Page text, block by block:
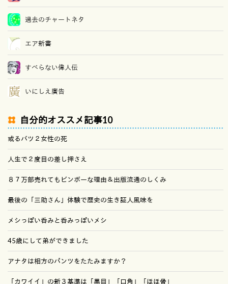
過去のチャートネタ
エア新書
すべらない偉人伝
いにしえ廣告
自分的オススメ記事10
或るバツ２女性の死
人生で２度目の差し押さえ
８７万部売れてもビンボーな理由＆出版流通のしくみ
最後の「三助さん」体験で歴史の生き証人風味を
メシっぽい呑みと呑みっぽいメシ
45歳にして弟ができました
アナタは相方のパンツをたたみますか？
「カワイイ」の新３基準は「黒目」「口角」「ほほ骨」